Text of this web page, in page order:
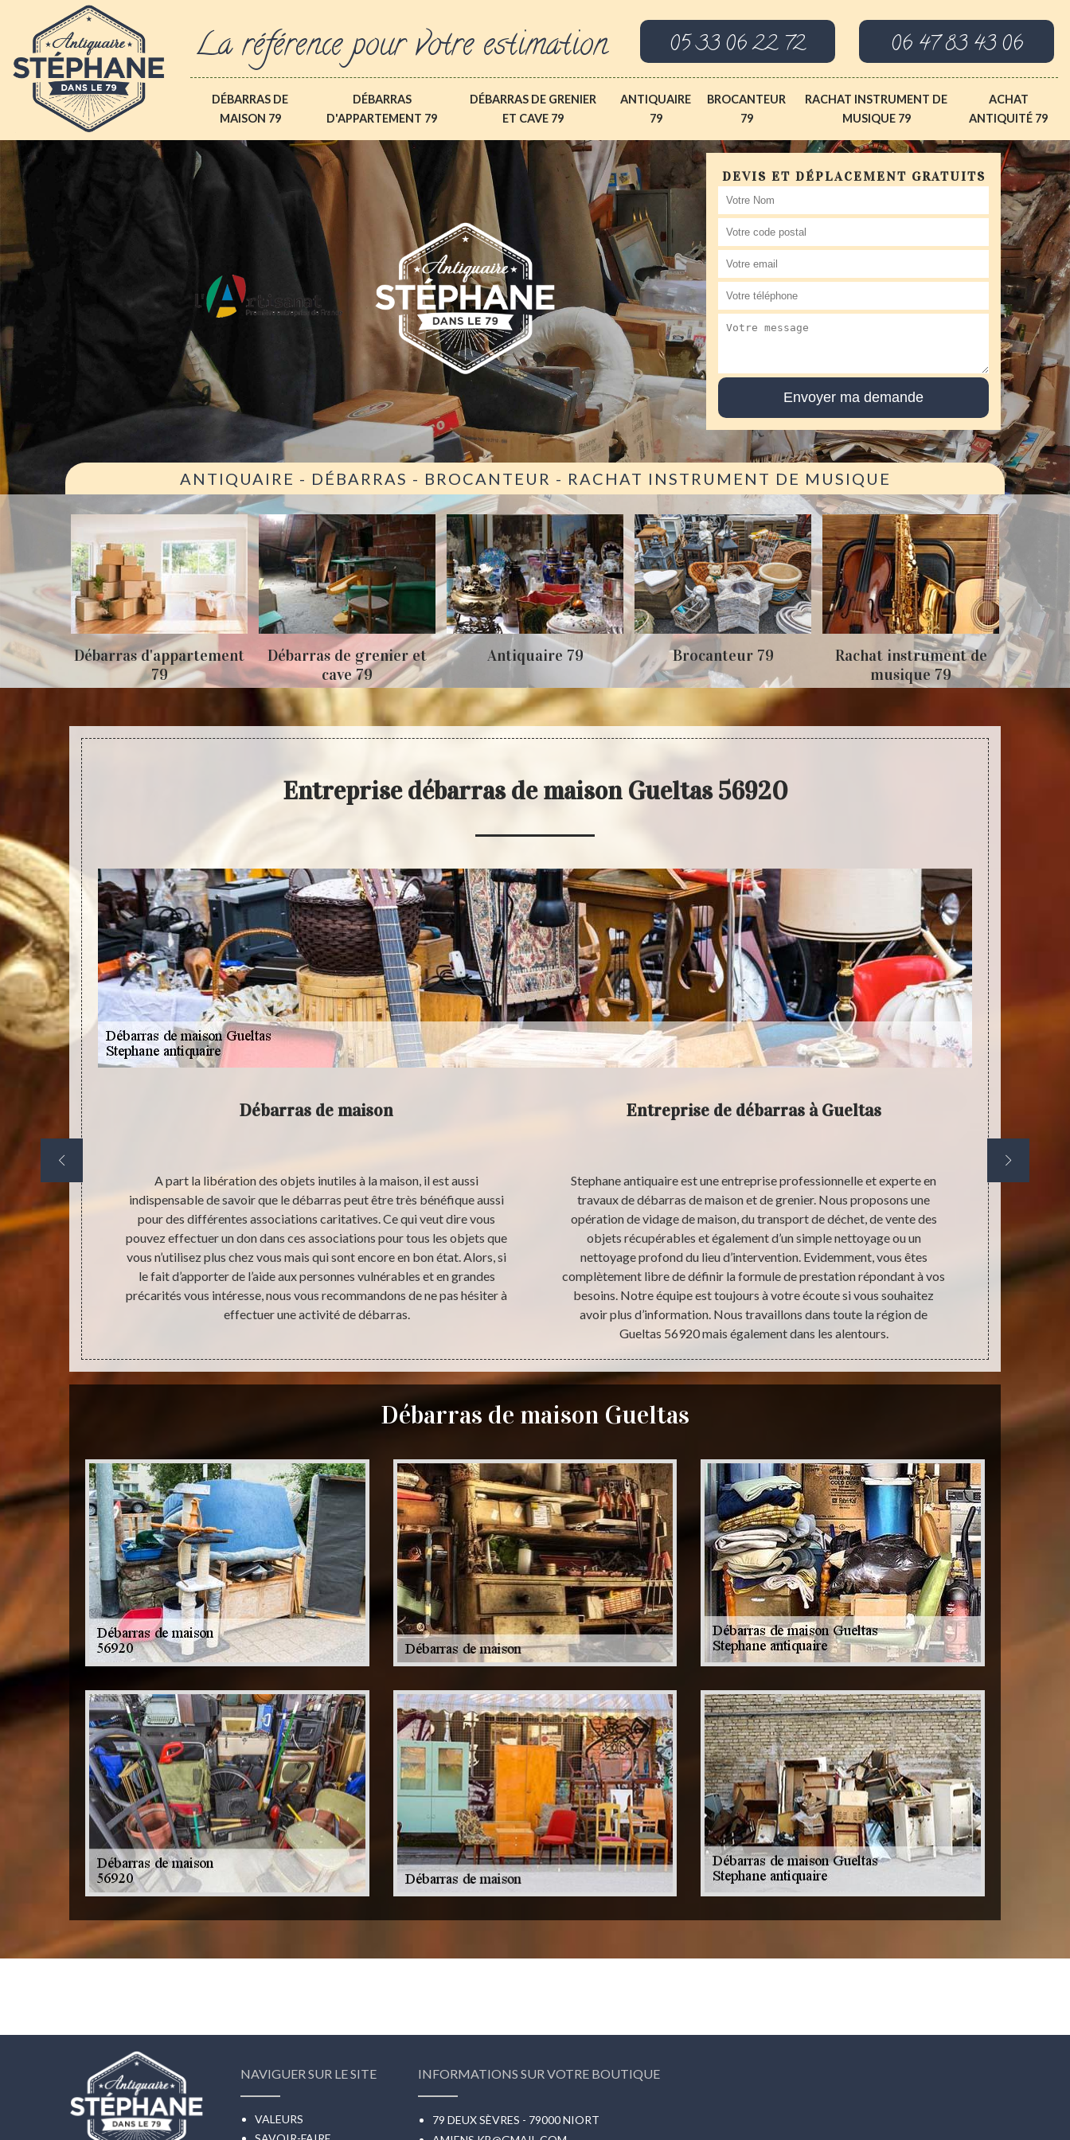
La référence pour votre estimation 05 33 06 22 72 06 47 83 43 06
DÉBARRAS DE
MAISON 79
DÉBARRAS
D'APPARTEMENT 79
DÉBARRAS DE GRENIER
ET CAVE 79
ANTIQUAIRE
79
BROCANTEUR
79
RACHAT INSTRUMENT DE
MUSIQUE 79
ACHAT
ANTIQUITÉ 79
DEVIS ET DÉPLACEMENT GRATUITS
ANTIQUAIRE - DÉBARRAS - BROCANTEUR - RACHAT INSTRUMENT DE MUSIQUE
79
Débarras d'appartement
79
Débarras de grenier et
cave 79
Antiquaire 79 Brocanteur 79
Rachat instrument de
musique 79
Entreprise débarras de maison Gueltas 56920
œuvre de
sécurité et
avant de
toujours
Débarras de maison
A part la libération des objets inutiles à la maison, il est aussi
indispensable de savoir que le débarras peut être très bénéfique aussi
pour des différentes associations caritatives. Ce qui veut dire vous
pouvez effectuer un don dans ces associations pour tous les objets que
vous n’utilisez plus chez vous mais qui sont encore en bon état. Alors, si
le fait d’apporter de l’aide aux personnes vulnérables et en grandes
précarités vous intéresse, nous vous recommandons de ne pas hésiter à
effectuer une activité de débarras.
Entreprise de débarras à Gueltas
Stephane antiquaire est une entreprise professionnelle et experte en
travaux de débarras de maison et de grenier. Nous proposons une
opération de vidage de maison, du transport de déchet, de vente des
objets récupérables et également d’un simple nettoyage ou un
nettoyage profond du lieu d’intervention. Evidemment, vous êtes
complètement libre de définir la formule de prestation répondant à vos
besoins. Notre équipe est toujours à votre écoute si vous souhaitez
avoir plus d’information. Nous travaillons dans toute la région de
Gueltas 56920 mais également dans les alentours.
Le vidage
maison.
Débarras de maison Gueltas
NAVIGUER SUR LE SITE
VALEURS
INFORMATIONS SUR VOTRE BOUTIQUE
79 DEUX SÈVRES - 79000 NIORT